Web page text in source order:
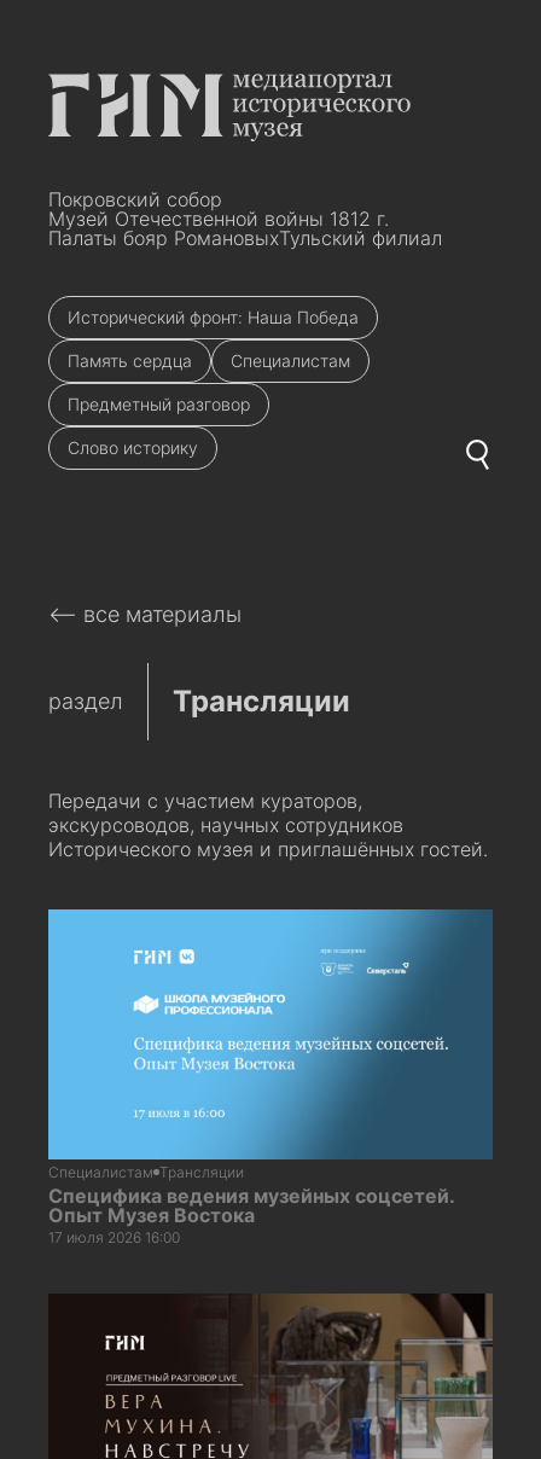
Покровский собор
Музей Отечественной войны 1812 г.
Палаты бояр РомановыхТульский филиал
Исторический фронт: Наша Победа
Память сердца Специалистам
Предметный разговор
Слово историку
⟵ все материалы
раздел Трансляции
Передачи с участием кураторов,
экскурсоводов, научных сотрудников
Исторического музея и приглашённых гостей.
Специалистам Трансляции
Специфика ведения музейных соцсетей.
Опыт Музея Востока
17 июля 2026 16:00